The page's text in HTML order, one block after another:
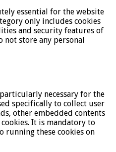
essential for the website
only includes cookies
and security features of
not store any personal
necessary for the
specifically to collect user
other embedded contents
It is mandatory to
running these cookies on